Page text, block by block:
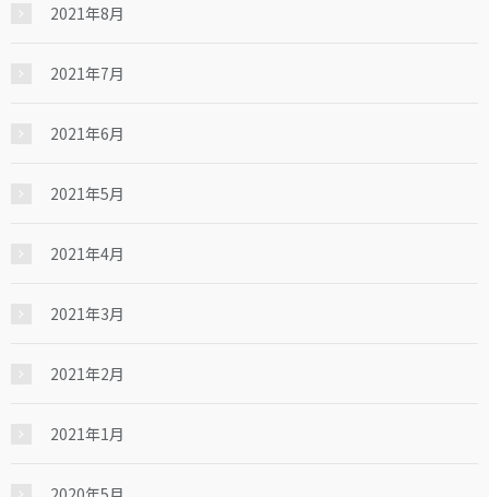
2021年8月
2021年7月
2021年6月
2021年5月
2021年4月
2021年3月
2021年2月
2021年1月